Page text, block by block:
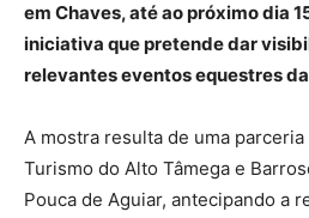
em Chaves, até ao próximo dia
iniciativa que pretende dar
relevantes eventos equestres
A mostra resulta de uma
Turismo do Alto Tâmega e
Pouca de Aguiar, antecipando a